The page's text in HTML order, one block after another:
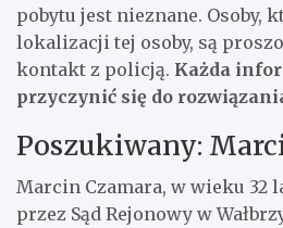
pobytu jest nieznane. Osoby,
lokalizacji tej osoby, są
kontakt z policją. Każda
przyczynić się do
Poszukiwany:
Marcin Czamara, w wieku 32
przez Sąd Rejonowy w